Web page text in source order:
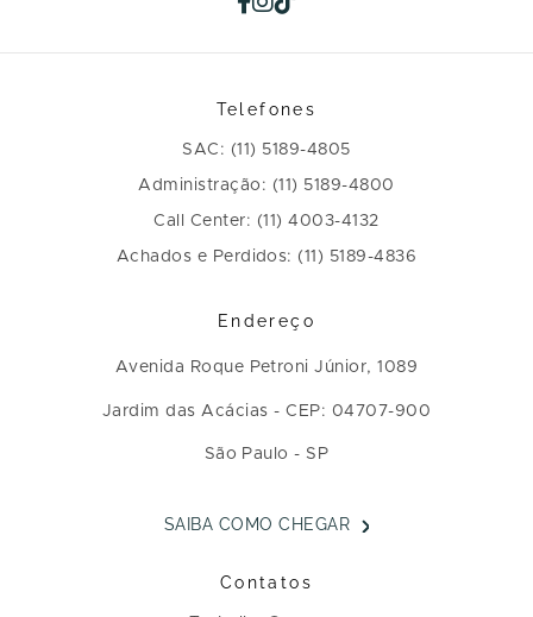
Telefones
SAC: (11) 5189-4805
Administração: (11) 5189-4800
Call Center: (11) 4003-4132
Achados e Perdidos: (11) 5189-4836
Endereço
Avenida Roque Petroni Júnior, 1089
Jardim das Acácias - CEP: 04707-900
São Paulo - SP
SAIBA COMO CHEGAR
Contatos